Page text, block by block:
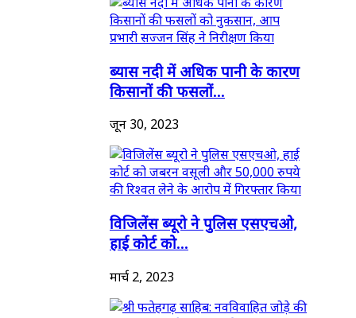
ब्यास नदी में अधिक पानी के कारण
किसानों की फसलों...
जून 30, 2023
विजिलेंस ब्यूरो ने पुलिस एसएचओ,
हाई कोर्ट को...
मार्च 2, 2023